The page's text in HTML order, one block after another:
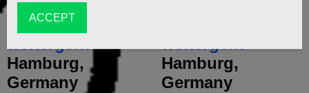
herausziehen,
bevor es
weitergeht
Hamburg,
Germany
weitergeht
Hamburg,
Germany
ACCEPT